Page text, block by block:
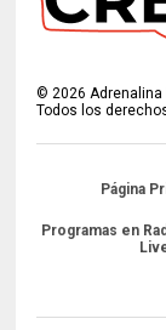
©2026 Adrenalina
Todos los
Página
Programas en